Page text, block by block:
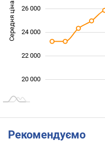
Середня ціна
20 000
22 000
24 000
26 000
Рекомендуємо